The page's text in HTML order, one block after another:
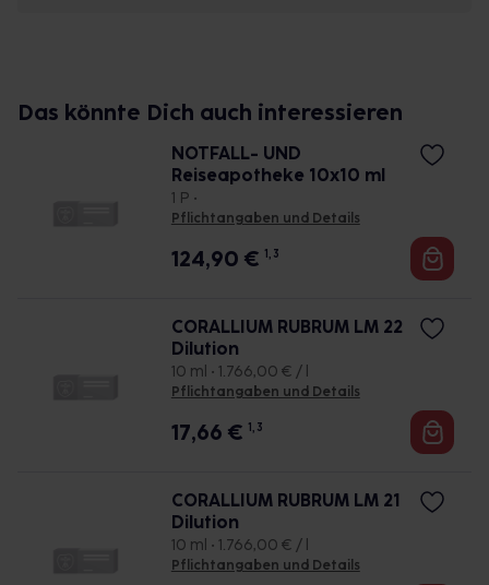
Das könnte Dich auch interessieren
NOTFALL- UND
Reiseapotheke 10x10 ml
1 P •
Pflichtangaben und Details
124,90 € 1, 3
CORALLIUM RUBRUM LM 22
Dilution
10 ml • 1.766,00 € / l
Pflichtangaben und Details
17,66 € 1, 3
CORALLIUM RUBRUM LM 21
Dilution
10 ml • 1.766,00 € / l
Pflichtangaben und Details